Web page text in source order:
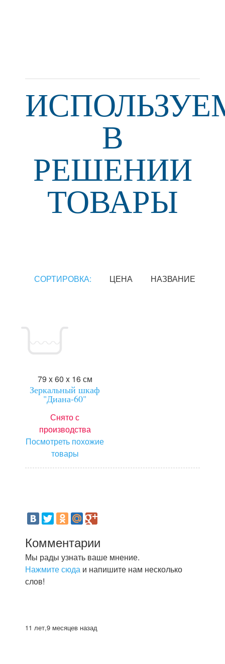
В
РЕШЕНИИ
ТОВАРЫ
СОРТИРОВКА: ЦЕНА НАЗВАНИЕ
79 x 60 x 16 см
Зеркальный шкаф
"Диана-60"
Снято с
производства
Посмотреть похожие
товары
Комментарии
Мы рады узнать ваше мнение.
Нажмите сюда и напишите нам несколько
слов!
11 лет,9 месяцев назад